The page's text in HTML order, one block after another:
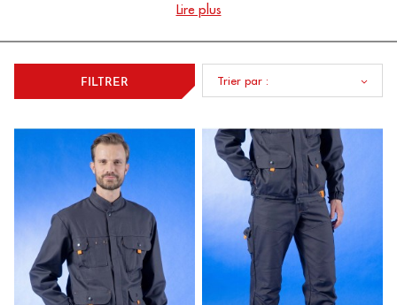
de la logistique, cette gamme se veut aussi bien robuste que
Lire plus
FILTRER Trier par :